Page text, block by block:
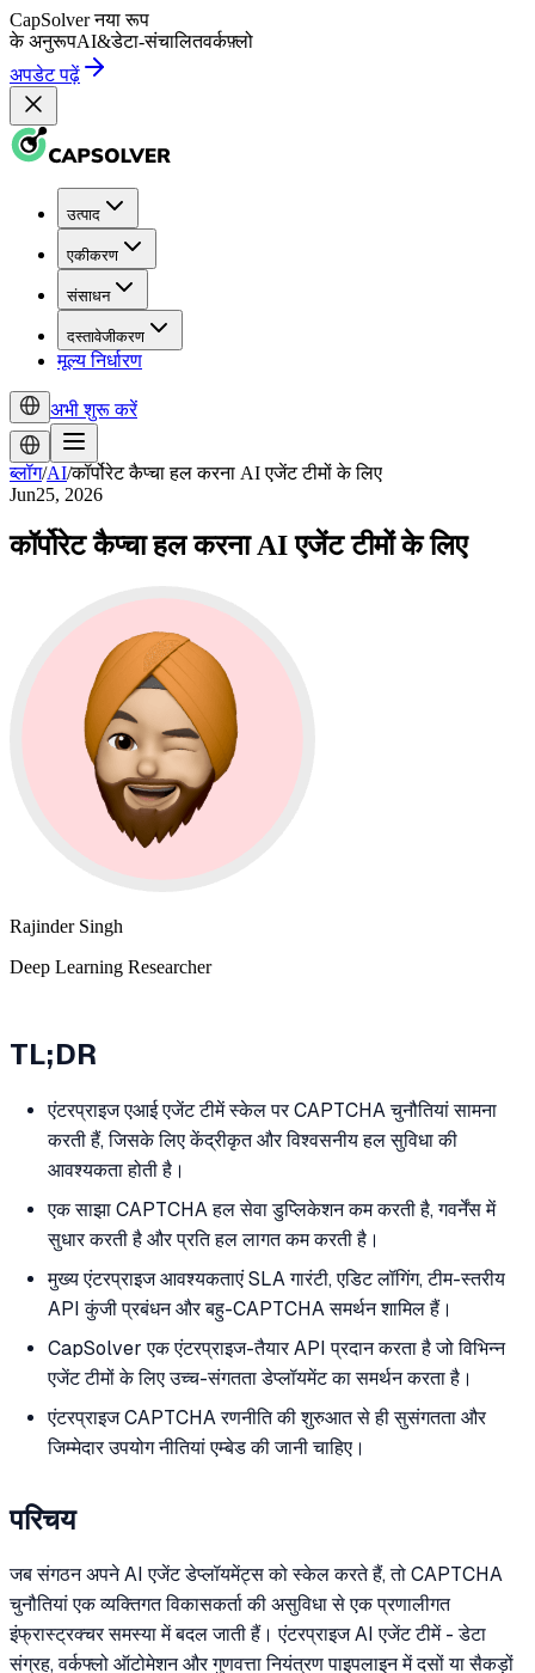
CapSolver नया रूप
के अनुरूपAI&डेटा-संचालितवर्कफ़्लो
अपडेट पढ़ें
उत्पाद
एकीकरण
संसाधन
दस्तावेजीकरण
मूल्य निर्धारण
अभी शुरू करें
ब्लॉग/AI/कॉर्पोरेट कैप्चा हल करना AI एजेंट टीमों के लिए
Jun25, 2026
कॉर्पोरेट कैप्चा हल करना AI एजेंट टीमों के लिए
Rajinder Singh
Deep Learning Researcher
TL;DR
एंटरप्राइज एआई एजेंट टीमें स्केल पर CAPTCHA चुनौतियां सामना
करती हैं, जिसके लिए केंद्रीकृत और विश्वसनीय हल सुविधा की
आवश्यकता होती है।
एक साझा CAPTCHA हल सेवा डुप्लिकेशन कम करती है, गवर्नेंस में
सुधार करती है और प्रति हल लागत कम करती है।
मुख्य एंटरप्राइज आवश्यकताएं SLA गारंटी, एडिट लॉगिंग, टीम-स्तरीय
API कुंजी प्रबंधन और बहु-CAPTCHA समर्थन शामिल हैं।
CapSolver एक एंटरप्राइज-तैयार API प्रदान करता है जो विभिन्न
एजेंट टीमों के लिए उच्च-संगतता डेप्लॉयमेंट का समर्थन करता है।
एंटरप्राइज CAPTCHA रणनीति की शुरुआत से ही सुसंगतता और
जिम्मेदार उपयोग नीतियां एम्बेड की जानी चाहिए।
परिचय
जब संगठन अपने AI एजेंट डेप्लॉयमेंट्स को स्केल करते हैं, तो CAPTCHA
चुनौतियां एक व्यक्तिगत विकासकर्ता की असुविधा से एक प्रणालीगत
इंफ्रास्ट्रक्चर समस्या में बदल जाती हैं। एंटरप्राइज AI एजेंट टीमें - डेटा
संग्रह, वर्कफ्लो ऑटोमेशन और गुणवत्ता नियंत्रण पाइपलाइन में दसों या सैकड़ों